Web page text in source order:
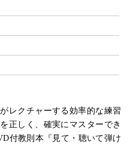
レクチャーする効率的な練習
正しく、確実にマスターでき
付教則本『見て・聴いて弾け